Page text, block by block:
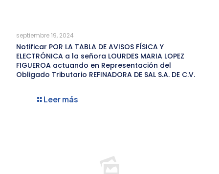
septiembre 19, 2024
Notificar POR LA TABLA DE AVISOS FÍSICA Y
ELECTRÓNICA a la señora LOURDES MARIA LOPEZ
FIGUEROA actuando en Representación del
Obligado Tributario REFINADORA DE SAL S.A. DE C.V.
Leer más